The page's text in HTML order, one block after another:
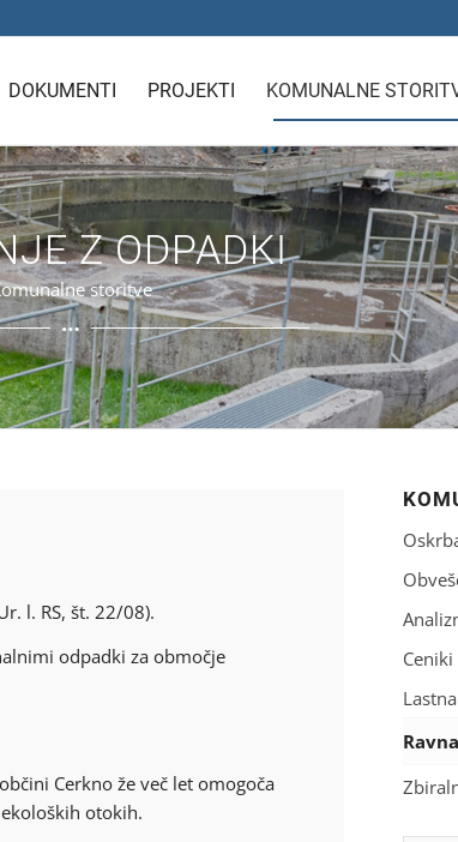
DOKUMENTI PROJEKTI KOMUNALNE
Z ODPADKI
storitve
l. RS, št. 22/08).
odpadki za območje
Cerkno že več let omogoča
otokih.